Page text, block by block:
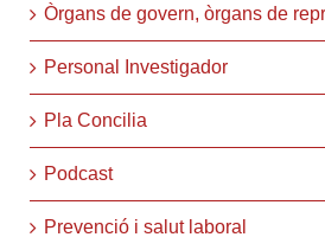
Òrgans de govern, òrgans de
Personal Investigador
Pla Concilia
Podcast
Prevenció i salut laboral